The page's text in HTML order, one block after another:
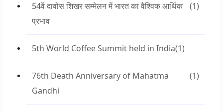
54वें दावोस शिखर सम्मेलन में भारत का वैश्विक आर्थिक
प्रभाव
(1)
5th World Coffee Summit held in India(1)
76th Death Anniversary of Mahatma
Gandhi
(1)